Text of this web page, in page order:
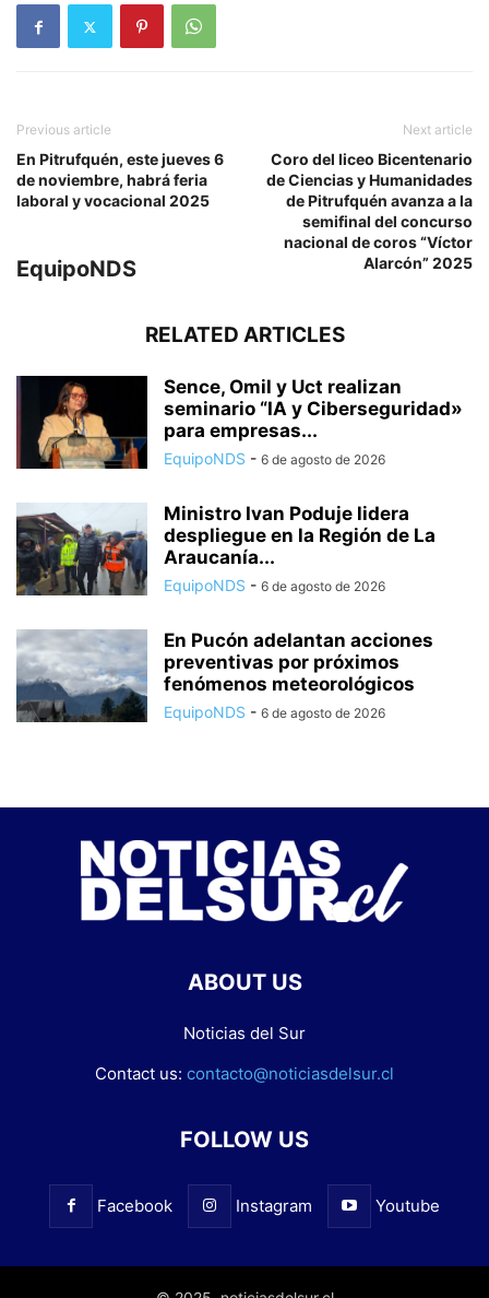
Previous article
En Pitrufquén, este jueves 6
de noviembre, habrá feria
laboral y vocacional 2025
Next article
Coro del liceo Bicentenario
de Ciencias y Humanidades
de Pitrufquén avanza a la
semifinal del concurso
nacional de coros “Víctor
Alarcón” 2025
EquipoNDS
RELATED ARTICLES
Sence, Omil y Uct realizan
seminario “IA y Ciberseguridad»
para empresas...
EquipoNDS - 6 de agosto de 2026
Ministro Ivan Poduje lidera
despliegue en la Región de La
Araucanía...
EquipoNDS - 6 de agosto de 2026
En Pucón adelantan acciones
preventivas por próximos
fenómenos meteorológicos
EquipoNDS - 6 de agosto de 2026
ABOUT US
Noticias del Sur
Contact us: contacto@noticiasdelsur.cl
FOLLOW US
Facebook Instagram Youtube